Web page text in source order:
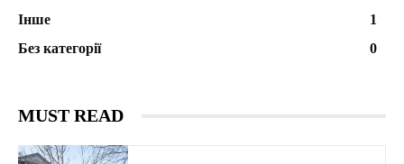
Інше
1
Без категорії
0
MUST READ